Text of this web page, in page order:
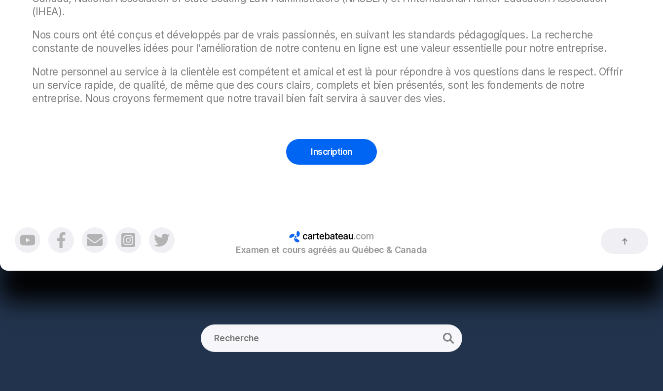
(IHEA).
Nos cours ont été conçus et développés par de vrais passionnés, en suivant les standards pédagogiques. La recherche
constante de nouvelles idées pour l'amélioration de notre contenu en ligne est une valeur essentielle pour notre entreprise.
Notre personnel au service à la clientèle est compétent et amical et est là pour répondre à vos questions dans le respect. Offrir
un service rapide, de qualité, de même que des cours clairs, complets et bien présentés, sont les fondements de notre
entreprise. Nous croyons fermement que notre travail bien fait servira à sauver des vies.
Inscription
Examen et cours agréés au Québec & Canada